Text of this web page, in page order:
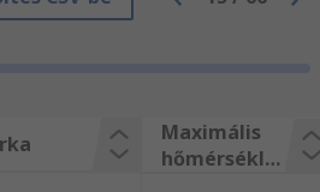
és
Maximális
hőmérsékle